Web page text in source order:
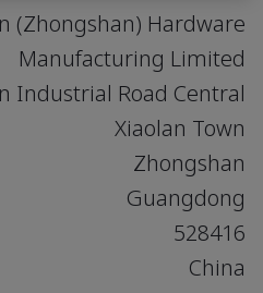
(Zhongshan) Hardware
Manufacturing Limited
Industrial Road Central
Xiaolan Town
Zhongshan
Guangdong
528416
China